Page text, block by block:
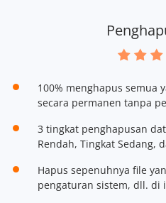
100% menghapus semua
secara permanen tanpa
3 tingkat penghapusan
Rendah, Tingkat Sedang,
Hapus sepenuhnya file
pengaturan sistem, dll. di